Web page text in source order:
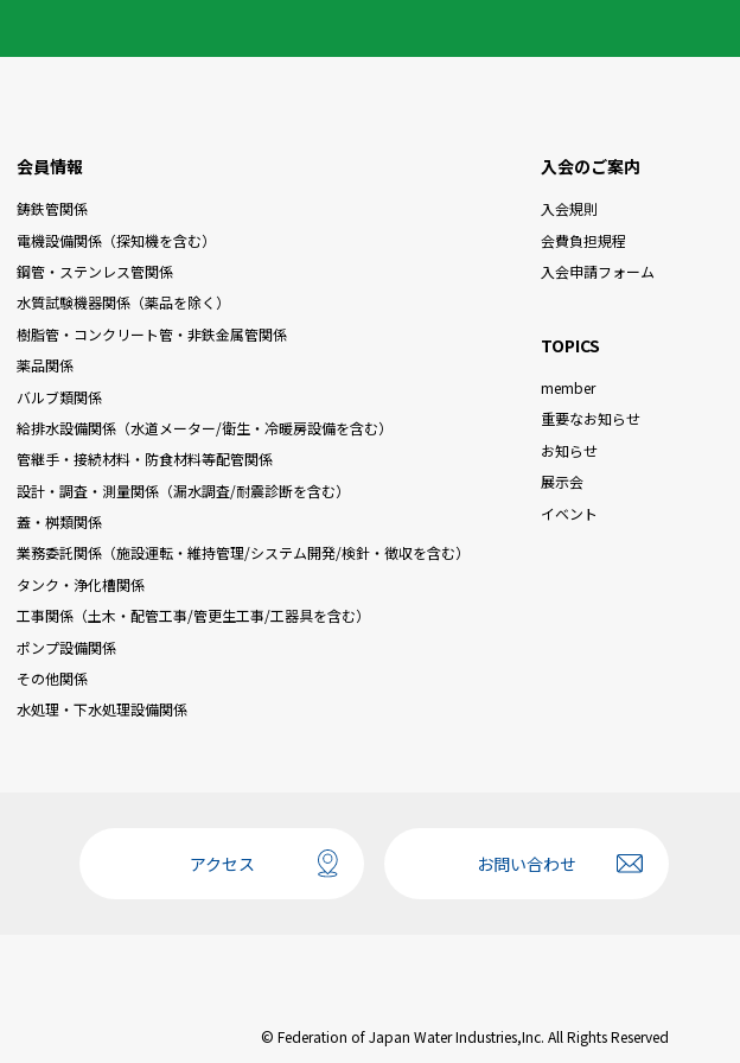
会員情報
鋳鉄管関係
電機設備関係（探知機を含む）
鋼管・ステンレス管関係
水質試験機器関係（薬品を除く）
樹脂管・コンクリート管・非鉄金属管関係
薬品関係
バルブ類関係
給排水設備関係（水道メーター/衛生・冷暖房設備を含む）
管継手・接続材料・防食材料等配管関係
設計・調査・測量関係（漏水調査/耐震診断を含む）
蓋・桝類関係
業務委託関係（施設運転・維持管理/システム開発/検針・徴収を含む）
タンク・浄化槽関係
工事関係（土木・配管工事/管更生工事/工器具を含む）
ポンプ設備関係
その他関係
水処理・下水処理設備関係
入会のご案内
入会規則
会費負担規程
入会申請フォーム
TOPICS
member
重要なお知らせ
お知らせ
展示会
イベント
アクセス お問い合わせ
© Federation of Japan Water Industries,Inc. All Rights Reserved